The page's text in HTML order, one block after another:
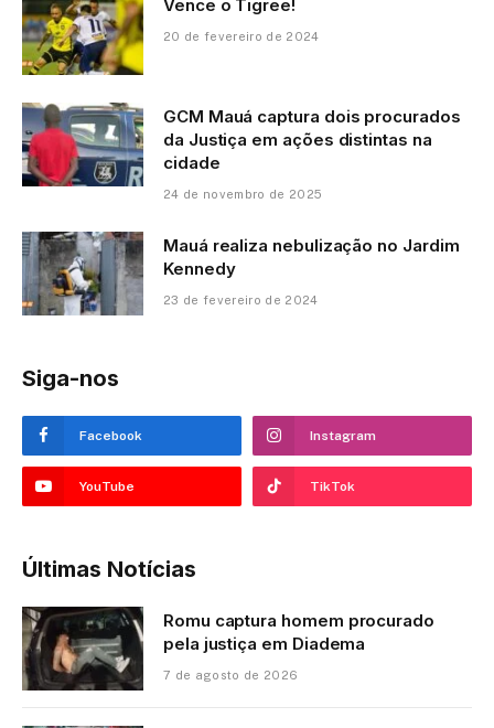
Vence o Tigree!
20 de fevereiro de 2024
GCM Mauá captura dois procurados
da Justiça em ações distintas na
cidade
24 de novembro de 2025
Mauá realiza nebulização no Jardim
Kennedy
23 de fevereiro de 2024
Siga-nos
Facebook Instagram
YouTube TikTok
Últimas Notícias
Romu captura homem procurado
pela justiça em Diadema
7 de agosto de 2026